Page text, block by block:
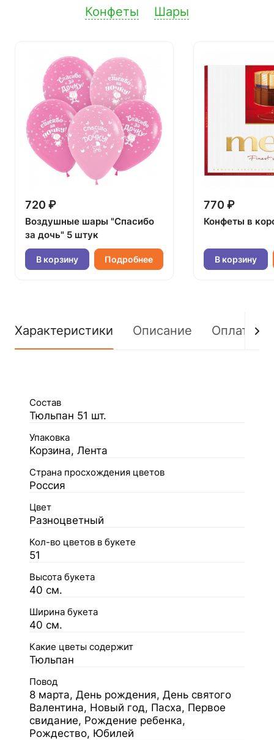
Конфеты Шары
720 ₽
Воздушные шары "Спасибо
за дочь" 5 штук
В корзину Подробнее
770 ₽
Конфеты в
В корзину
Характеристики Описание Оплата
Состав
Тюльпан 51 шт.
Упаковка
Корзина, Лента
Страна просхождения цветов
Россия
Цвет
Разноцветный
Кол-во цветов в букете
51
Высота букета
40 см.
Ширина букета
40 см.
Какие цветы содержит
Тюльпан
Повод
8 марта, День рождения, День святого
Валентина, Новый год, Пасха, Первое
свидание, Рождение ребенка,
Рождество, Юбилей